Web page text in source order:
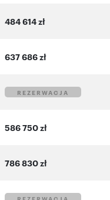
484 614 zł
637 686 zł
REZERWACJA
586 750 zł
786 830 zł
REZERWACJA